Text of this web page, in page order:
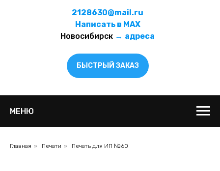
2128630@mail.ru
Написать в MAX
Новосибирск → адреса
БЫСТРЫЙ ЗАКАЗ
МЕНЮ
Главная » Печати » Печать для ИП №60